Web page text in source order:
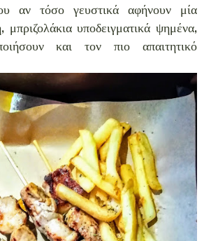
αν τόσο γευστικά αφήνουν μία
μπριζολάκια υποδειγματικά ψημένα,
και τον πιο απαιτητικό